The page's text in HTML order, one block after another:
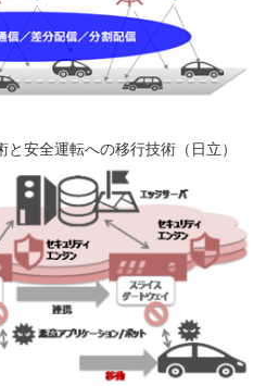
安全運転への移行技術（日立）